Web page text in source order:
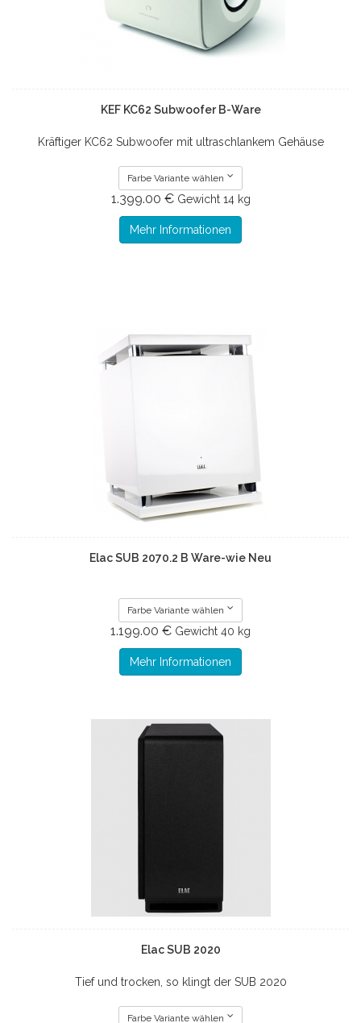
KEF KC62 Subwoofer B-Ware
Kräftiger KC62 Subwoofer mit ultraschlankem Gehäuse
Farbe Variante wählen
1.399.00 € Gewicht 14 kg
Mehr Informationen
Elac SUB 2070.2 B Ware-wie Neu
Farbe Variante wählen
1.199.00 € Gewicht 40 kg
Mehr Informationen
Elac SUB 2020
Tief und trocken, so klingt der SUB 2020
Farbe Variante wählen